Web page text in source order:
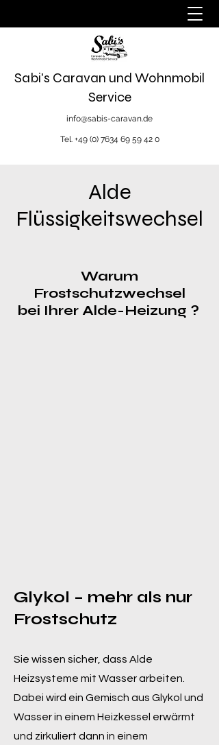
Sabi's Caravan und Wohnmobil
Service
info@sabis-caravan.de
Tel. +49 (0) 7634 69 59 42 0
Alde
Flüssigkeitswechsel
Warum
Frostschutzwechsel
bei Ihrer Alde-Heizung ?
Glykol – mehr als nur
Frostschutz
Sie wissen sicher, dass Alde
Heizsysteme mit Wasser arbeiten.
Dabei wird ein Gemisch aus Glykol und
Wasser in einem Heizkessel erwärmt
und zirkuliert dann in einem